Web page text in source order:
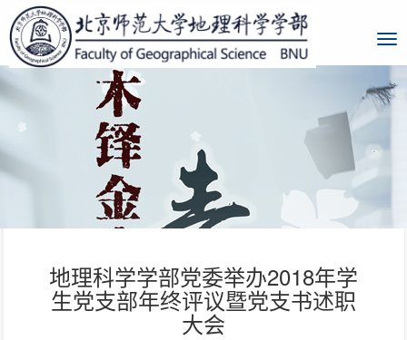
地理科学学部党委举办2018年学
生党支部年终评议暨党支书述职
大会